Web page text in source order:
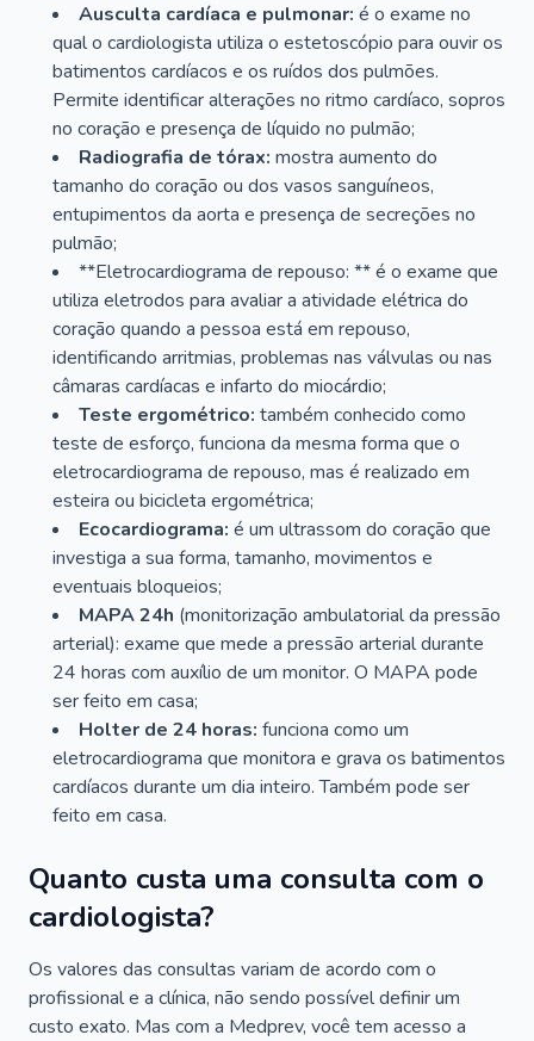
Ausculta cardíaca e pulmonar: é o exame no
qual o cardiologista utiliza o estetoscópio para ouvir os
batimentos cardíacos e os ruídos dos pulmões.
Permite identificar alterações no ritmo cardíaco, sopros
no coração e presença de líquido no pulmão;
Radiografia de tórax: mostra aumento do
tamanho do coração ou dos vasos sanguíneos,
entupimentos da aorta e presença de secreções no
pulmão;
**Eletrocardiograma de repouso: ** é o exame que
utiliza eletrodos para avaliar a atividade elétrica do
coração quando a pessoa está em repouso,
identificando arritmias, problemas nas válvulas ou nas
câmaras cardíacas e infarto do miocárdio;
Teste ergométrico: também conhecido como
teste de esforço, funciona da mesma forma que o
eletrocardiograma de repouso, mas é realizado em
esteira ou bicicleta ergométrica;
Ecocardiograma: é um ultrassom do coração que
investiga a sua forma, tamanho, movimentos e
eventuais bloqueios;
MAPA 24h (monitorização ambulatorial da pressão
arterial): exame que mede a pressão arterial durante
24 horas com auxílio de um monitor. O MAPA pode
ser feito em casa;
Holter de 24 horas: funciona como um
eletrocardiograma que monitora e grava os batimentos
cardíacos durante um dia inteiro. Também pode ser
feito em casa.
Quanto custa uma consulta com o
cardiologista?
Os valores das consultas variam de acordo com o
profissional e a clínica, não sendo possível definir um
custo exato. Mas com a Medprev, você tem acesso a